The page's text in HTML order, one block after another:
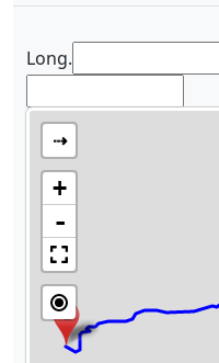
Long.
⇢
+
-